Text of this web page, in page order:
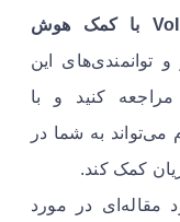
سیستم‌های VoIP با کمک هوش
توانمندی‌های این
مراجعه کنید و با
به شما در
کمک کند.
مقاله‌ای در مورد